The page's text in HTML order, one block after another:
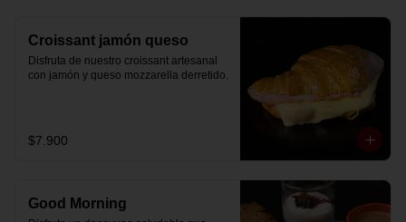
Croissant jamón queso
Disfruta de nuestro croissant artesanal
con jamón y queso mozzarella derretido.
$7.900
Good Morning